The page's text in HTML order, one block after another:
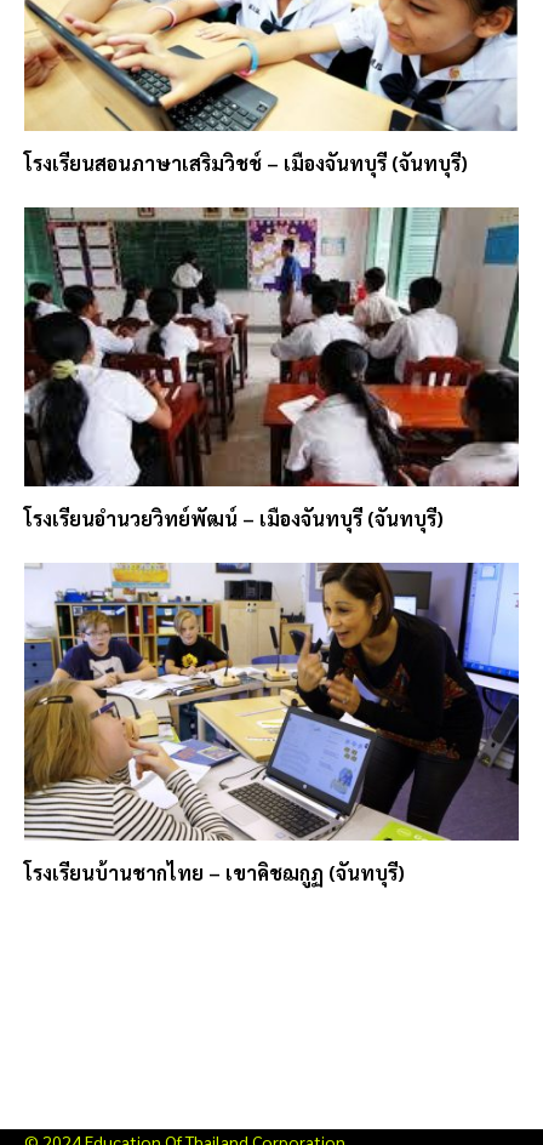
โรงเรียนสอนภาษาเสริมวิชช์ – เมืองจันทบุรี (จันทบุรี)
โรงเรียนอำนวยวิทย์พัฒน์ – เมืองจันทบุรี (จันทบุรี)
โรงเรียนบ้านชากไทย – เขาคิชฌกูฏ (จันทบุรี)